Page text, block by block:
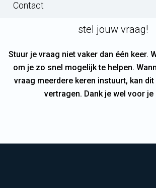
Contact
welk contactformulier bij jouw
stel jouw vraag!
Stuur je vraag niet vaker dan één keer.
om je zo snel mogelijk te helpen.
vraag meerdere keren instuurt, kan
vertragen. Dank je wel voor je